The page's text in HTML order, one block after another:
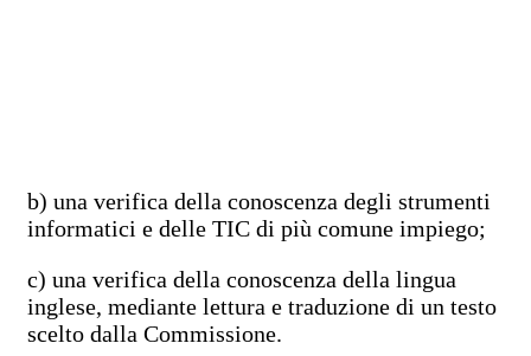
b) una verifica della conoscenza degli strumenti
informatici e delle TIC di più comune impiego;
c) una verifica della conoscenza della lingua
inglese, mediante lettura e traduzione di un testo
scelto dalla Commissione.